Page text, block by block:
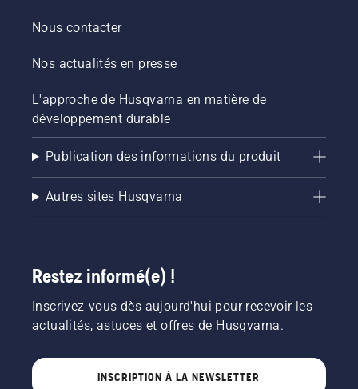
Nous contacter
Nos actualités en presse
L'approche de Husqvarna en matière de
développement durable
Publication des informations du produit
Autres sites Husqvarna
Restez informé(e) !
Inscrivez-vous dès aujourd'hui pour recevoir les
actualités, astuces et offres de Husqvarna.
INSCRIPTION À LA NEWSLETTER